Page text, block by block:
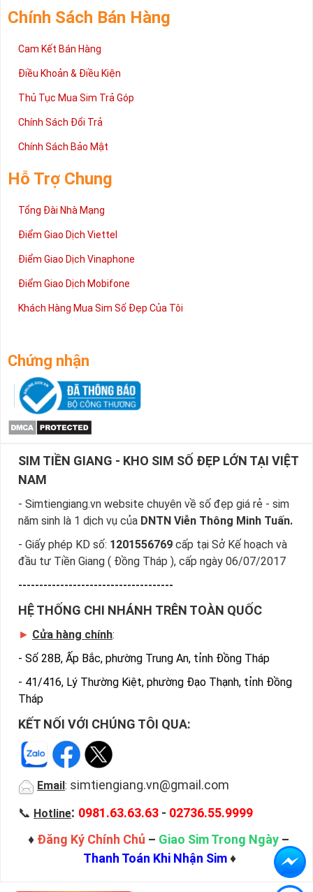
Chính Sách Bán Hàng
Cam Kết Bán Hàng
Điều Khoản & Điều Kiện
Thủ Tục Mua Sim Trả Góp
Chính Sách Đổi Trả
Chính Sách Bảo Mật
Hỗ Trợ Chung
Tổng Đài Nhà Mạng
Điểm Giao Dịch Viettel
Điểm Giao Dịch Vinaphone
Điểm Giao Dịch Mobifone
Khách Hàng Mua Sim Số Đẹp Của Tôi
Chứng nhận
SIM TIỀN GIANG - KHO SIM SỐ ĐẸP LỚN TẠI VIỆT
NAM
- Simtiengiang.vn website chuyên về số đẹp giá rẻ - sim
năm sinh là 1 dịch vụ của DNTN Viễn Thông Minh Tuấn.
- Giấy phép KD số: 1201556769 cấp tại Sở Kế hoạch và
đầu tư Tiền Giang ( Đồng Tháp ), cấp ngày 06/07/2017
-------------------------------------
HỆ THỐNG CHI NHÁNH TRÊN TOÀN QUỐC
► Cửa hàng chính:
- Số 28B, Ấp Bắc, phường Trung An, tỉnh Đồng Tháp
- 41/416, Lý Thường Kiệt, phường Đạo Thạnh, tỉnh Đồng
Tháp
KẾT NỐI VỚI CHÚNG TÔI QUA:
Email : simtiengiang.vn@gmail.com
📞 Hotline: 0981.63.63.63 - 02736.55.9999
♦ Đăng Ký Chính Chủ – Giao Sim Trong Ngày –
Thanh Toán Khi Nhận Sim♦